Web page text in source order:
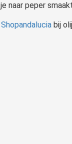
naar peper
Shopandalucia bij